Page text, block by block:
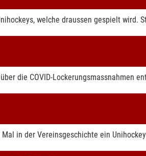
welche draussen gespielt wird.
die COVID-Lockerungsmassnahmen
in der Vereinsgeschichte ein